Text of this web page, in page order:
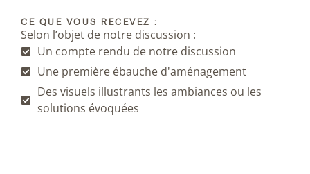
CE QUE VOUS RECEVEZ :
Selon l’objet de notre discussion :
Un compte rendu de notre discussion
Une première ébauche d'aménagement
Des visuels illustrants les ambiances ou les
solutions évoquées